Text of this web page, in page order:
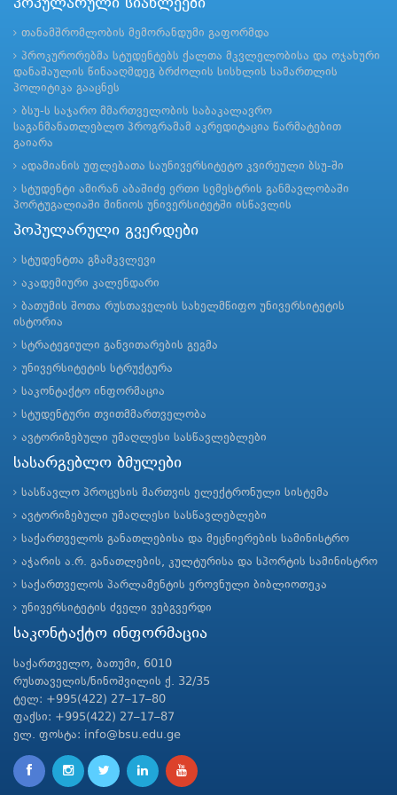
პოპულარული სიახლეები
თანამშრომლობის მემორანდუმი გაფორმდა
პროკურორებმა სტუდენტებს ქალთა მკვლელობისა და ოჯახური
დანაშაულის წინააღმდეგ ბრძოლის სისხლის სამართლის
პოლიტიკა გააცნეს
ბსუ-ს საჯარო მმართველობის საბაკალავრო
საგანმანათლებლო პროგრამამ აკრედიტაცია წარმატებით
გაიარა
ადამიანის უფლებათა საუნივერსიტეტო კვირეული ბსუ-ში
სტუდენტი ამირან აბაშიძე ერთი სემესტრის განმავლობაში
პორტუგალიაში მინიოს უნივერსიტეტში ისწავლის
პოპულარული გვერდები
სტუდენტთა გზამკვლევი
აკადემიური კალენდარი
ბათუმის შოთა რუსთაველის სახელმწიფო უნივერსიტეტის
ისტორია
სტრატეგიული განვითარების გეგმა
უნივერსიტეტის სტრუქტურა
საკონტაქტო ინფორმაცია
სტუდენტური თვითმმართველობა
ავტორიზებული უმაღლესი სასწავლებლები
სასარგებლო ბმულები
სასწავლო პროცესის მართვის ელექტრონული სისტემა
ავტორიზებული უმაღლესი სასწავლებლები
საქართველოს განათლებისა და მეცნიერების სამინისტრო
აჭარის ა.რ. განათლების, კულტურისა და სპორტის სამინისტრო
საქართველოს პარლამენტის ეროვნული ბიბლიოთეკა
უნივერსიტეტის ძველი ვებგვერდი
საკონტაქტო ინფორმაცია
საქართველო, ბათუმი, 6010
რუსთაველის/ნინოშვილის ქ. 32/35
ტელ: +995(422) 27–17–80
ფაქსი: +995(422) 27–17–87
ელ. ფოსტა: info@bsu.edu.ge